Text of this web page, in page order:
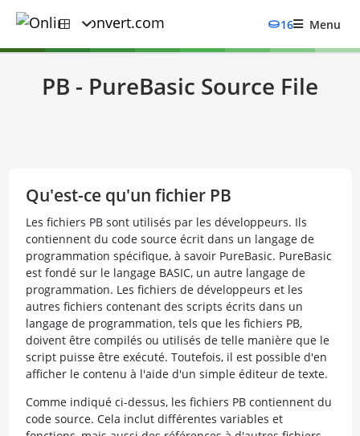
16 Menu
PB - PureBasic Source File
Qu'est-ce qu'un fichier PB
Les fichiers PB sont utilisés par les développeurs. Ils
contiennent du code source écrit dans un langage de
programmation spécifique, à savoir PureBasic. PureBasic
est fondé sur le langage BASIC, un autre langage de
programmation. Les fichiers de développeurs et les
autres fichiers contenant des scripts écrits dans un
langage de programmation, tels que les fichiers PB,
doivent être compilés ou utilisés de telle manière que le
script puisse être exécuté. Toutefois, il est possible d'en
afficher le contenu à l'aide d'un simple éditeur de texte.
Comme indiqué ci-dessus, les fichiers PB contiennent du
code source. Cela inclut différentes variables et